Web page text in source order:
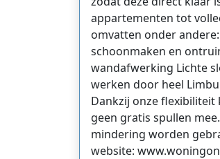
appartementen tot
omvatten onder
schoonmaken en
wandafwerking Lichte
werken door heel
Dankzij onze
geen gratis spullen
mindering worden
website: